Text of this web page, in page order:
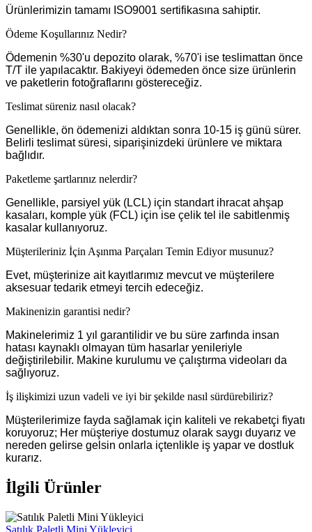
Ürünlerimizin tamamı ISO9001 sertifikasına sahiptir.
Ödeme Koşullarınız Nedir?
Ödemenin %30'u depozito olarak, %70'i ise teslimattan önce
T/T ile yapılacaktır. Bakiyeyi ödemeden önce size ürünlerin
ve paketlerin fotoğraflarını göstereceğiz.
Teslimat süreniz nasıl olacak?
Genellikle, ön ödemenizi aldıktan sonra 10-15 iş günü sürer.
Belirli teslimat süresi, siparişinizdeki ürünlere ve miktara
bağlıdır.
Paketleme şartlarınız nelerdir?
Genellikle, parsiyel yük (LCL) için standart ihracat ahşap
kasaları, komple yük (FCL) için ise çelik tel ile sabitlenmiş
kasalar kullanıyoruz.
Müşterileriniz İçin Aşınma Parçaları Temin Ediyor musunuz?
Evet, müşterinize ait kayıtlarımız mevcut ve müşterilere
aksesuar tedarik etmeyi tercih edeceğiz.
Makinenizin garantisi nedir?
Makinelerimiz 1 yıl garantilidir ve bu süre zarfında insan
hatası kaynaklı olmayan tüm hasarlar yenileriyle
değiştirilebilir. Makine kurulumu ve çalıştırma videoları da
sağlıyoruz.
İş ilişkimizi uzun vadeli ve iyi bir şekilde nasıl sürdürebiliriz?
Müşterilerimize fayda sağlamak için kaliteli ve rekabetçi fiyatı
koruyoruz; Her müşteriye dostumuz olarak saygı duyarız ve
nereden gelirse gelsin onlarla içtenlikle iş yapar ve dostluk
kurarız.
İlgili Ürünler
Satılık Paletli Mini Yükleyici